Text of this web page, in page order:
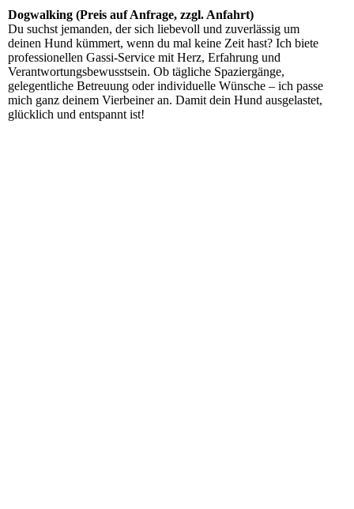
Dogwalking (Preis auf Anfrage, zzgl. Anfahrt)
Du suchst jemanden, der sich liebevoll und zuverlässig um
deinen Hund kümmert, wenn du mal keine Zeit hast? Ich biete
professionellen Gassi-Service mit Herz, Erfahrung und
Verantwortungsbewusstsein. Ob tägliche Spaziergänge,
gelegentliche Betreuung oder individuelle Wünsche – ich passe
mich ganz deinem Vierbeiner an. Damit dein Hund ausgelastet,
glücklich und entspannt ist!